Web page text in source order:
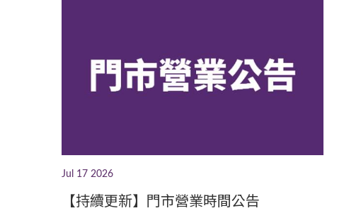
Jul 17 2026
【持續更新】門市營業時間公告